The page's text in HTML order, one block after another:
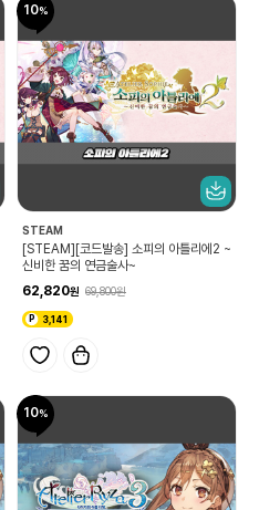
10
STEAM
[STEAM][코드발송] 소피의 아틀리에2 ~
신비한 꿈의 연금술사~
62,820
69,800
3,141
10